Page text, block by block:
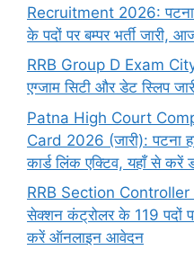
Recruitment 2026: पटना
के पदों पर बम्पर भर्ती
RRB Group D Exam
एग्जाम सिटी और डेट स्लिप
Patna High Court
Card 2026 (जारी): पटना
कार्ड लिंक एक्टिव, यहाँ से करें
RRB Section
सेक्शन कंट्रोलर के 119 पदों पर
करें ऑनलाइन आवेदन